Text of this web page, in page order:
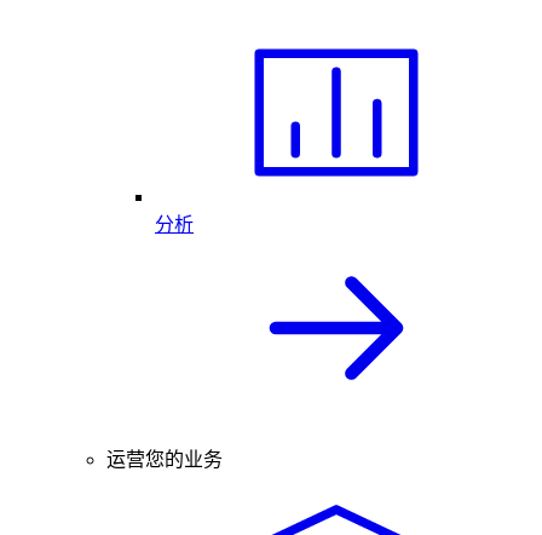
分析
运营您的业务